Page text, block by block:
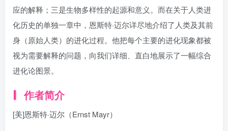
应的解释；三是生物多样性的起源和意义。而在关于人类进
化历史的单独一章中，恩斯特·迈尔详尽地介绍了人类及其前
身（原始人类）的进化过程。他把每个主要的进化现象都被
视为需要解释的问题，向我们详细、直白地展示了一幅综合
进化论图景。
作者简介
[美]恩斯特·迈尔（Ernst Mayr）